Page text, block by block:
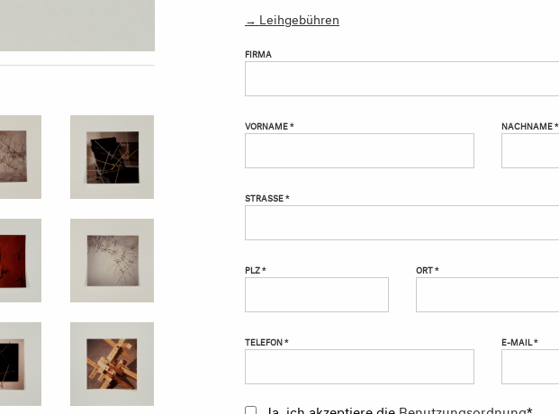
→ Leihgebühren
FIRMA
VORNAME * NACHNAME *
STRASSE *
PLZ * ORT *
TELEFON * E-MAIL *
Ja, ich akzeptiere die Benutzungsordnung*